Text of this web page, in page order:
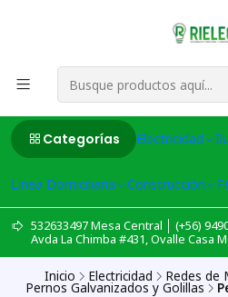
Categorías Electricidad
Linea Domiciliaria Construcción
532633497 Mesa Central │ (+56)
Avda La Chimba #431, Ovalle Casa
Inicio Electricidad Redes de
Pernos Galvanizados y Golillas